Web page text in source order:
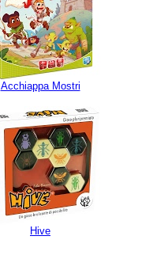
Acchiappa Mostri
Hive